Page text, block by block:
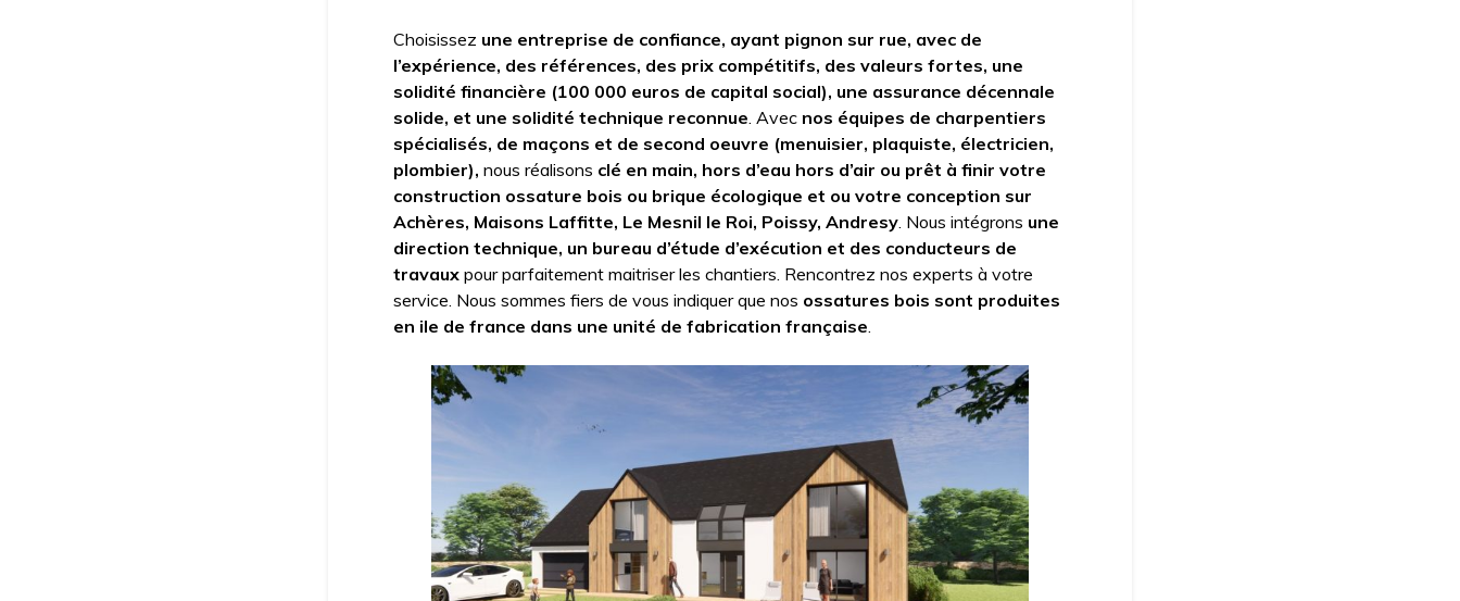
Choisissez une entreprise de confiance, ayant pignon sur rue, avec de
l’expérience, des références, des prix compétitifs, des valeurs fortes, une
solidité financière (100 000 euros de capital social), une assurance décennale
solide, et une solidité technique reconnue . Avec nos équipes de charpentiers
spécialisés, de maçons et de second oeuvre (menuisier, plaquiste, électricien,
plombier), nous réalisons clé en main, hors d’eau hors d’air ou prêt à finir votre
construction ossature bois ou brique écologique et ou votre conception sur
Achères, Maisons Laffitte, Le Mesnil le Roi, Poissy, Andresy . Nous intégrons une
direction technique, un bureau d’étude d’exécution et des conducteurs de
travaux pour parfaitement maitriser les chantiers. Rencontrez nos experts à votre
service. Nous sommes fiers de vous indiquer que nos ossatures bois sont produites
en ile de france dans une unité de fabrication française